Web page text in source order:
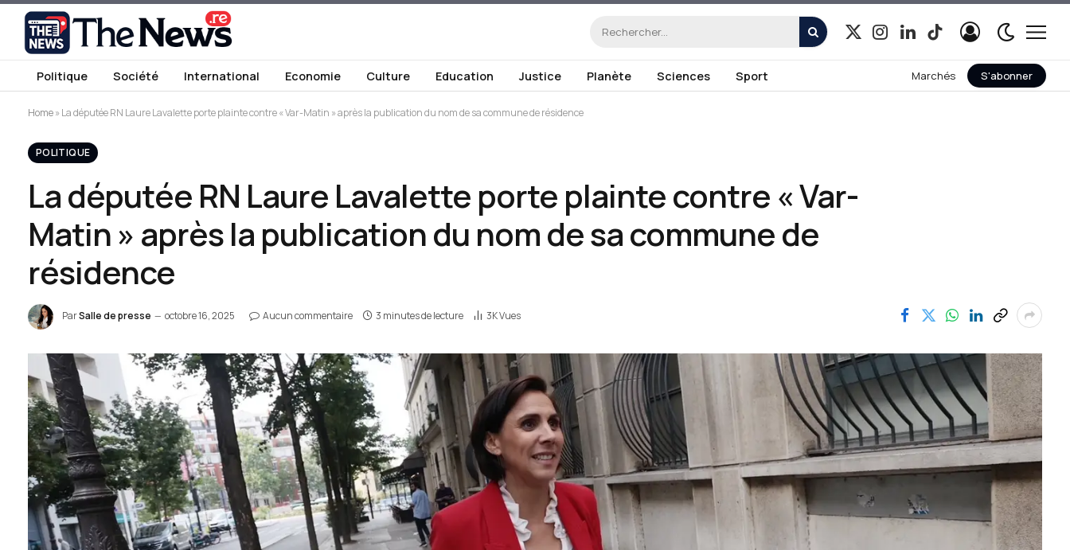
X
Instagram
LinkedInTikTok
Politique Société International Economie Culture Education Justice Planète Sciences Sport Marchés S'abonner
Home»La députée RN Laure Lavalette porte plainte contre « Var-Matin » après la publication du nom de sa commune de résidence
POLITIQUE
La députée RN Laure Lavalette porte plainte contre « Var-
Matin » après la publication du nom de sa commune de
résidence
ParSalle de presse octobre 16, 2025 Aucun commentaire 3 minutes de lecture 3KVues